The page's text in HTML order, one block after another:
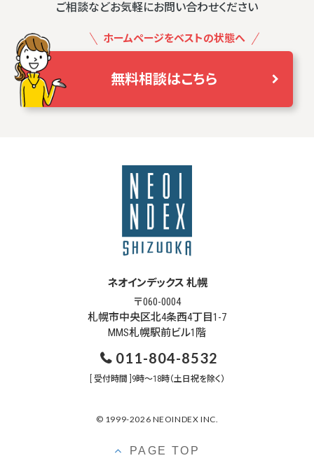
ご相談などお気軽にお問い合わせください
ホームページをベストの状態へ
無料相談はこちら
ネオインデックス 札幌
〒060-0004
札幌市中央区北4条西4丁目1-7
MMS札幌駅前ビル1階
011-804-8532
[ 受付時間 ]9時～18時（土日祝を除く）
© 1999-2026 NEOINDEX INC.
PAGE TOP